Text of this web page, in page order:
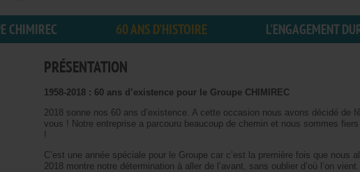
PRÉSENTATION
1958-2018 : 60 ans d’existence pour le Groupe CHIMIREC
2018 sonne nos 60 ans d’existence. A cette occasion nous avons décidé de
vous ! Notre entreprise a parcouru beaucoup de chemin et nous sommes
!
C’est une année spéciale pour le Groupe car c’est la première fois que nous
2018 montre notre détermination à aller de l’avant, sans oublier d’où l’on vient.
CHIMIREC 60 ANS D'HISTOIRE L'ENGAGEMENT